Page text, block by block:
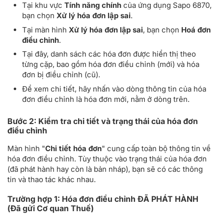
Tại khu vực Tính năng chính của ứng dụng Sapo 6870,
bạn chọn Xử lý hóa đơn lập sai.
Tại màn hình Xử lý hóa đơn lập sai, bạn chọn Hoá đơn
điều chỉnh.
Tại đây, danh sách các hóa đơn được hiển thị theo
từng cặp, bao gồm hóa đơn điều chỉnh (mới) và hóa
đơn bị điều chỉnh (cũ).
Để xem chi tiết, hãy nhấn vào dòng thông tin của hóa
đơn điều chỉnh là hóa đơn mới, nằm ở dòng trên.
Bước 2: Kiểm tra chi tiết và trạng thái của hóa đơn
điều chỉnh
Màn hình "Chi tiết hóa đơn" cung cấp toàn bộ thông tin về
hóa đơn điều chỉnh. Tùy thuộc vào trạng thái của hóa đơn
(đã phát hành hay còn là bản nháp), bạn sẽ có các thông
tin và thao tác khác nhau.
Trường hợp 1: Hóa đơn điều chỉnh ĐÃ PHÁT HÀNH
(Đã gửi Cơ quan Thuế)